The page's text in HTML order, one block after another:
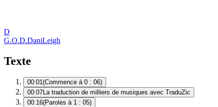
D
G.O.D.DaniLeigh
Texte
00:01(Commence à 0 : 06)
00:07La traduction de milliers de musiques avec TraduZic
00:16(Paroles à 1 : 05)